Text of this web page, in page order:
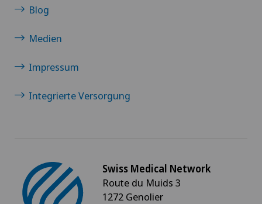
Blog
Medien
Impressum
Integrierte Versorgung
Swiss Medical Network
Route du Muids 3
1272 Genolier